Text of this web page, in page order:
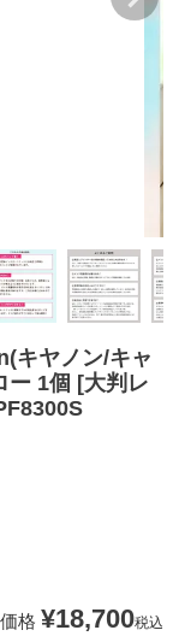
キヤノン/キャ
ー 1個 [大判レ
格 ¥18,700税込